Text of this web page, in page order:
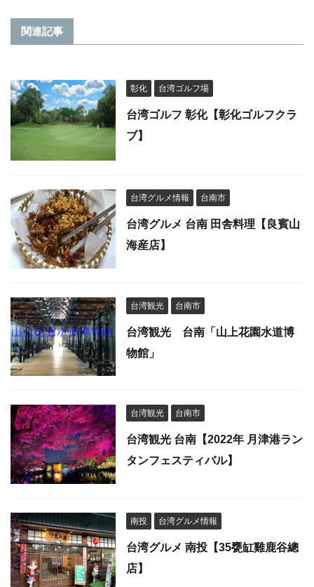
関連記事
彰化 台湾ゴルフ場
台湾ゴルフ 彰化【彰化ゴルフクラ
ブ】
台湾グルメ情報 台南市
台湾グルメ 台南 田舎料理【良賓山
海産店】
台湾観光 台南市
台湾観光 台南「山上花園水道博
物館」
台湾観光 台南市
台湾観光 台南【2022年 月津港ラン
タンフェスティバル】
南投 台湾グルメ情報
台湾グルメ 南投【35甕缸雞鹿谷總
店】